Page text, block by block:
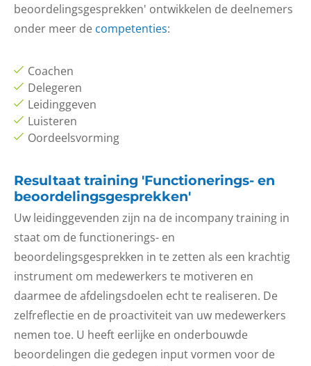
beoordelingsgesprekken' ontwikkelen de deelnemers
onder meer de competenties:
Coachen
Delegeren
Leidinggeven
Luisteren
Oordeelsvorming
Resultaat training 'Functionerings- en
beoordelingsgesprekken'
Uw leidinggevenden zijn na de incompany training in
staat om de functionerings- en
beoordelingsgesprekken in te zetten als een krachtig
instrument om medewerkers te motiveren en
daarmee de afdelingsdoelen echt te realiseren. De
zelfreflectie en de proactiviteit van uw medewerkers
nemen toe. U heeft eerlijke en onderbouwde
beoordelingen die gedegen input vormen voor de